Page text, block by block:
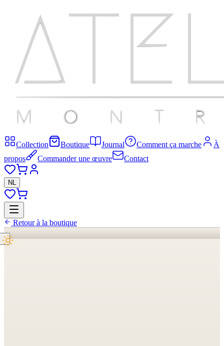
Collection Boutique Journal Comment ça marche
À
propos
Commander une œuvre Contact
NL
Retour à la boutique